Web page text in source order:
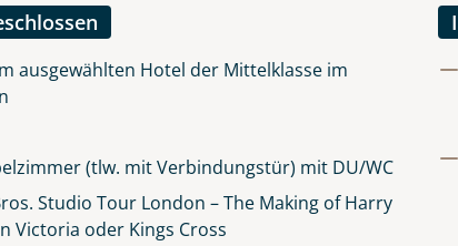
ausgewählten Hotel der Mittelklasse im
(tlw. mit Verbindungstür) mit DU/WC
Studio Tour London – The Making of Harry
Victoria oder Kings Cross